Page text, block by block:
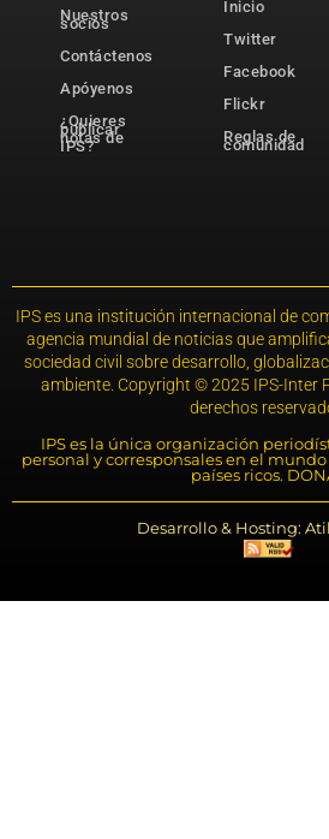
Nuestros
socios
Contáctenos
Apóyenos
¿Quieres
publicar
notas de
IPS?
Inicio
Twitter
Facebook
Flickr
Reglas de
comunidad
IPS es una institución internacional de
agencia mundial de noticias que
sociedad civil sobre desarrollo,
ambiente. Copyright © 2025 IPS-Inter
derechos
IPS es la única organización
personal y corresponsales en el
países ricos.
Desarrollo & Hosting: